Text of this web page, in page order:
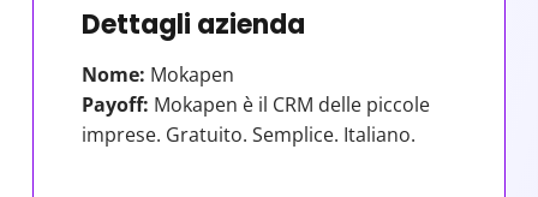
Dettagli azienda
Nome: Mokapen
Payoff: Mokapen è il CRM delle piccole
imprese. Gratuito. Semplice. Italiano.